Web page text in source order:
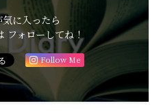
に入ったら
フォローしてね！
Follow Me